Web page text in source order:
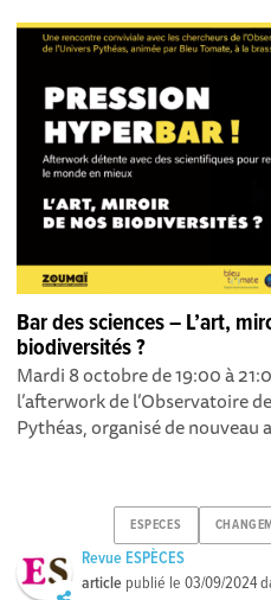
Bar des sciences – L’art,
biodiversités ?
Mardi 8 octobre de 19:00 à
l’afterwork de l’Observatoire
Pythéas, organisé de nouveau
ESPECES
Revue ESPÈCES
article publié le03/09/2024